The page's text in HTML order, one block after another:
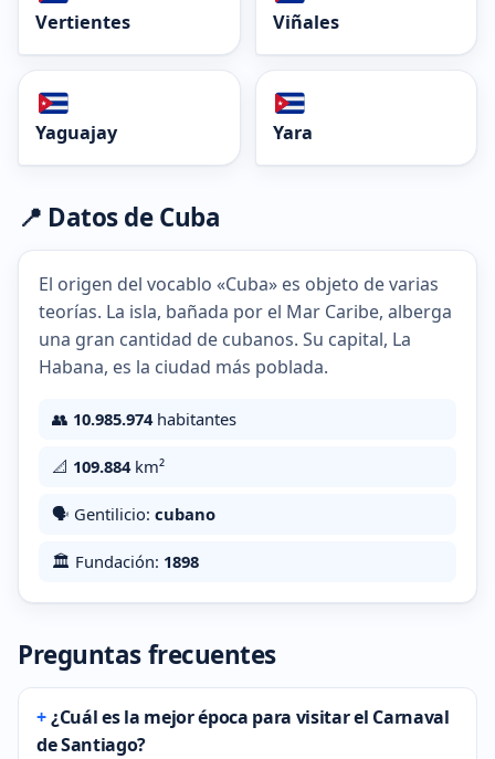
Vertientes Viñales
Yaguajay Yara
📍 Datos de Cuba
El origen del vocablo «Cuba» es objeto de varias
teorías. La isla, bañada por el Mar Caribe, alberga
una gran cantidad de cubanos. Su capital, La
Habana, es la ciudad más poblada.
👥 10.985.974habitantes
📐 109.884km²
🗣️ Gentilicio: cubano
🏛️ Fundación: 1898
Preguntas frecuentes
¿Cuál es la mejor época para visitar el Carnaval
de Santiago?